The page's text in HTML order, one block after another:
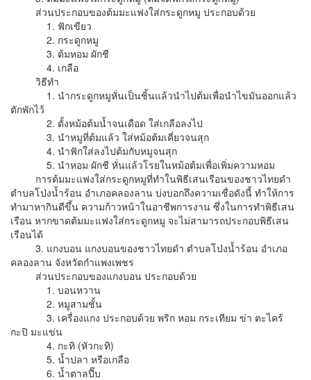
ส่วนประกอบของต้มมะแฟงใส่กระดูกหมู ประกอบด้วย
1. ฟักเขียว
2. กระดูกหมู
3. ต้มหอม ผักชี
4. เกลือ
วิธีทำ
1. นำกระดูกหมูหั่นเป็นชิ้นแล้วนำไปต้มเพื่อนำไขมันออกแล้ว
ตักพักไว้
2. ตั้งหม้อต้มน้ำจนเดือด ใส่เกลือลงไป
3. นำหมูที่ต้มแล้ว ใส่หม้อต้มเคี่ยวจนสุก
4. นำฟักใส่ลงไปต้มกับหมูจนสุก
5. นำหอม ผักชี หั่นแล้วโรยในหม้อต้มเพื่อเพิ่มความหอม
การต้มมะแฟงใส่กระดูกหมูที่ทำในพิธีเสนเรือนของชาวไทยดำ
ตำบลโป่งน้ำร้อน อำเภอคลองลาน บ่งบอกถึงความเชื่อดังนี้ ทำให้การ
ทำมาหากินดีขึ้น ความก้าวหน้าในอาชีพการงาน ซึ่งในการทำพิธีเสน
เรือน หากขาดต้มมะแฟงใส่กระดูกหมู จะไม่สามารถประกอบพิธีเสน
เรือนได้
3. แกงบอน แกงบอนของชาวไทยดำ ตำบลโป่งน้ำร้อน อำเภอ
คลองลาน จังหวัดกำแพงเพชร
ส่วนประกอบของแกงบอน ประกอบด้วย
1. บอนหวาน
2. หมูสามชั้น
3. เครื่องแกง ประกอบด้วย พริก หอม กระเทียม ข่า ตะไคร้
กะปิ มะแข่น
4. กะทิ (หัวกะทิ)
5. น้ำปลา หรือเกลือ
6. น้ำตาลปี๊บ